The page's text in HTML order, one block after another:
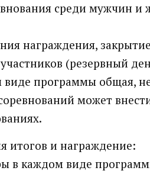
среди мужчин
награждения,
(резервный
программы общая,
может
итогов и награждение:
в каждом виде